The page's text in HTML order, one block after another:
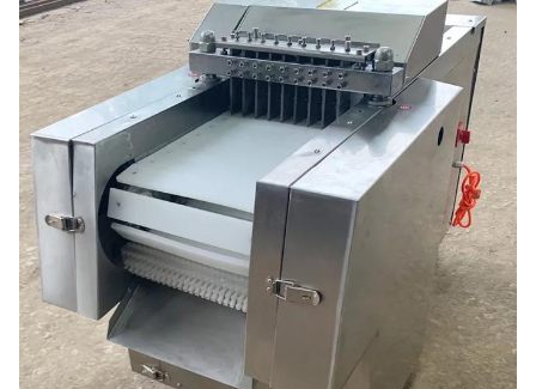
Berat (kg) 260 kg
Ukuran kubus pemotong
((mm)
20*50mm